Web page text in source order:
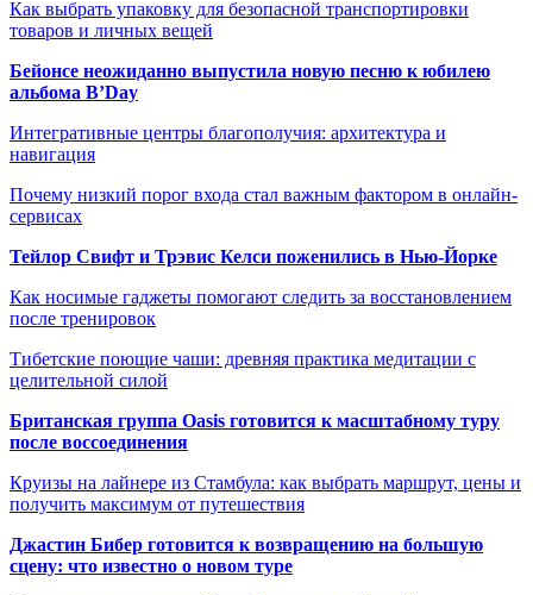
Как выбрать упаковку для безопасной транспортировки
товаров и личных вещей
Бейонсе неожиданно выпустила новую песню к юбилею
альбома B’Day
Интегративные центры благополучия: архитектура и
навигация
Почему низкий порог входа стал важным фактором в онлайн-
сервисах
Тейлор Свифт и Трэвис Келси поженились в Нью-Йорке
Как носимые гаджеты помогают следить за восстановлением
после тренировок
Тибетские поющие чаши: древняя практика медитации с
целительной силой
Британская группа Oasis готовится к масштабному туру
после воссоединения
Круизы на лайнере из Стамбула: как выбрать маршрут, цены и
получить максимум от путешествия
Джастин Бибер готовится к возвращению на большую
сцену: что известно о новом туре